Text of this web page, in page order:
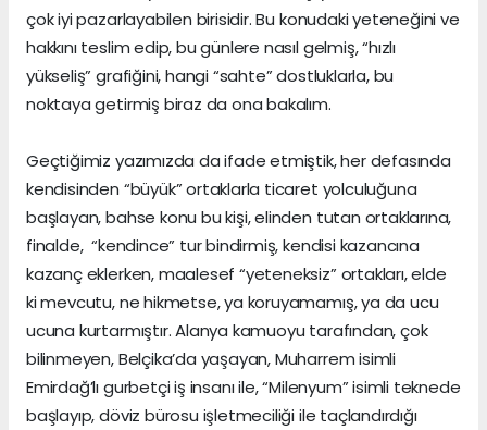
çok iyi pazarlayabilen birisidir. Bu konudaki yeteneğini ve
hakkını teslim edip, bu günlere nasıl gelmiş, “hızlı
yükseliş” grafiğini, hangi “sahte” dostluklarla, bu
noktaya getirmiş biraz da ona bakalım.
Geçtiğimiz yazımızda da ifade etmiştik, her defasında
kendisinden “büyük” ortaklarla ticaret yolculuğuna
başlayan, bahse konu bu kişi, elinden tutan ortaklarına,
finalde, “kendince” tur bindirmiş, kendisi kazancına
kazanç eklerken, maalesef “yeteneksiz” ortakları, elde
ki mevcutu, ne hikmetse, ya koruyamamış, ya da ucu
ucuna kurtarmıştır. Alanya kamuoyu tarafından, çok
bilinmeyen, Belçika’da yaşayan, Muharrem isimli
Emirdağ’lı gurbetçi iş insanı ile, “Milenyum” isimli teknede
başlayıp, döviz bürosu işletmeciliği ile taçlandırdığı